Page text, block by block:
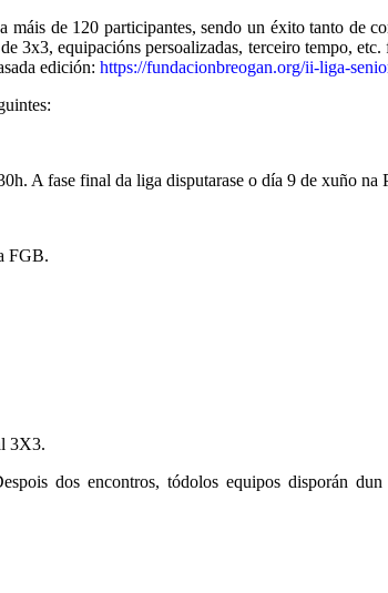
máis de 120 participantes, sendo un éxito tanto de
3x3, equipacións persoalizadas, terceiro tempo,
edición: https://fundacionbreogan.org/ii-liga-
A fase final da liga disputarase o día 9 de xuño na
FGB.
3X3.
dos encontros, tódolos equipos disporán